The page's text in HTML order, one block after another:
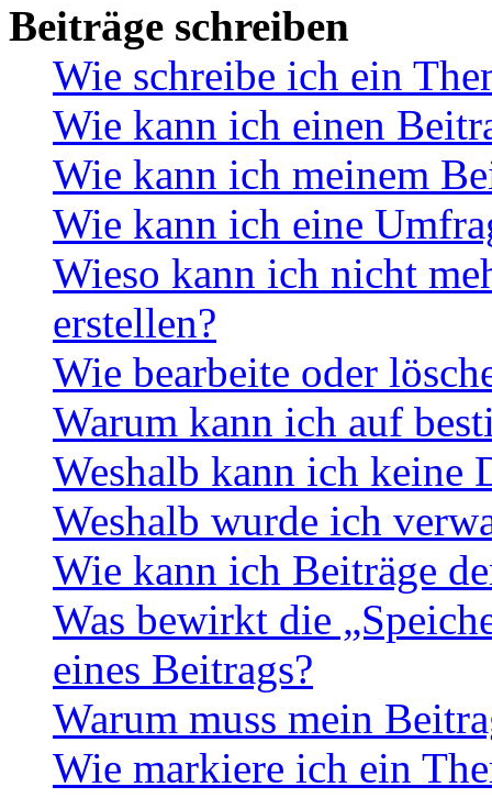
Beiträge schreiben
Wie schreibe ich ein
Wie kann ich einen
Wie kann ich meinem
Wie kann ich eine
Wieso kann ich nicht
erstellen?
Wie bearbeite oder
Warum kann ich auf
Weshalb kann ich keine
Weshalb wurde ich
Wie kann ich Beiträge
Was bewirkt die
eines Beitrags?
Warum muss mein
Wie markiere ich ein